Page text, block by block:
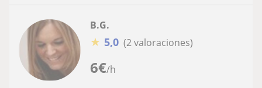
6€/h
B.G.
★ 5,0 (2 valoraciones)